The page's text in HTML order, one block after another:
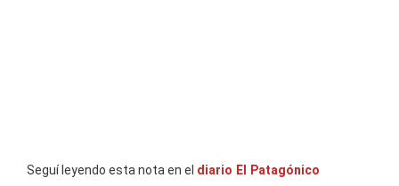
Seguí leyendo esta nota en el diario El Patagónico